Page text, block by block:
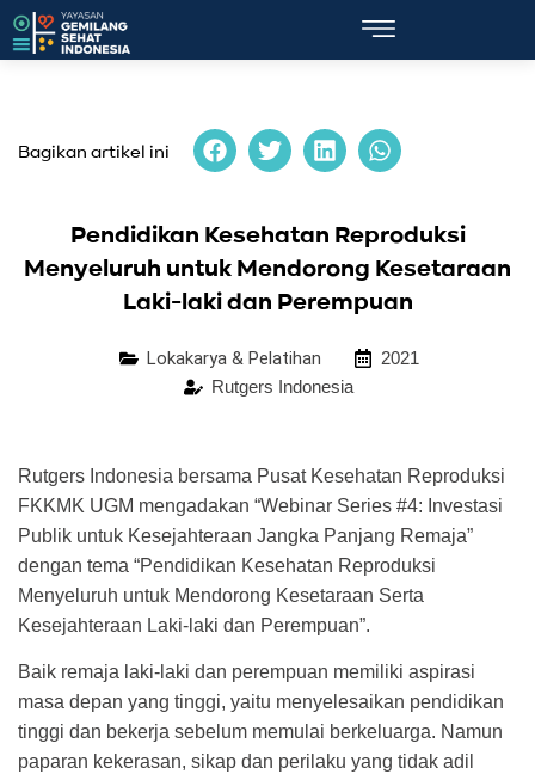
Bagikan artikel ini
Pendidikan Kesehatan Reproduksi
Menyeluruh untuk Mendorong Kesetaraan
Laki-laki dan Perempuan
Lokakarya & Pelatihan
2021
Rutgers Indonesia
Rutgers Indonesia bersama Pusat Kesehatan Reproduksi
FKKMK UGM mengadakan “Webinar Series #4: Investasi
Publik untuk Kesejahteraan Jangka Panjang Remaja”
dengan tema “Pendidikan Kesehatan Reproduksi
Menyeluruh untuk Mendorong Kesetaraan Serta
Kesejahteraan Laki-laki dan Perempuan”⁣.
Baik remaja laki-laki dan perempuan memiliki aspirasi
masa depan yang tinggi, yaitu menyelesaikan pendidikan
tinggi dan bekerja sebelum memulai berkeluarga. Namun
paparan kekerasan, sikap dan perilaku yang tidak adil